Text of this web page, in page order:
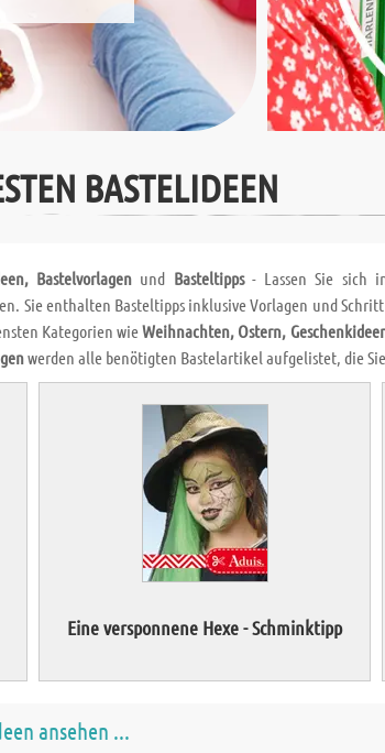
BASTELIDEEN
Bastelvorlagen und Basteltipps- Lassen Sie sich
Sie enthalten Basteltipps inklusive Vorlagen und
Kategorien wieWeihnachten, Ostern,
werden alle benötigten Bastelartikel aufgelistet, die
Eine versponnene Hexe - Schminktipp
ansehen ...